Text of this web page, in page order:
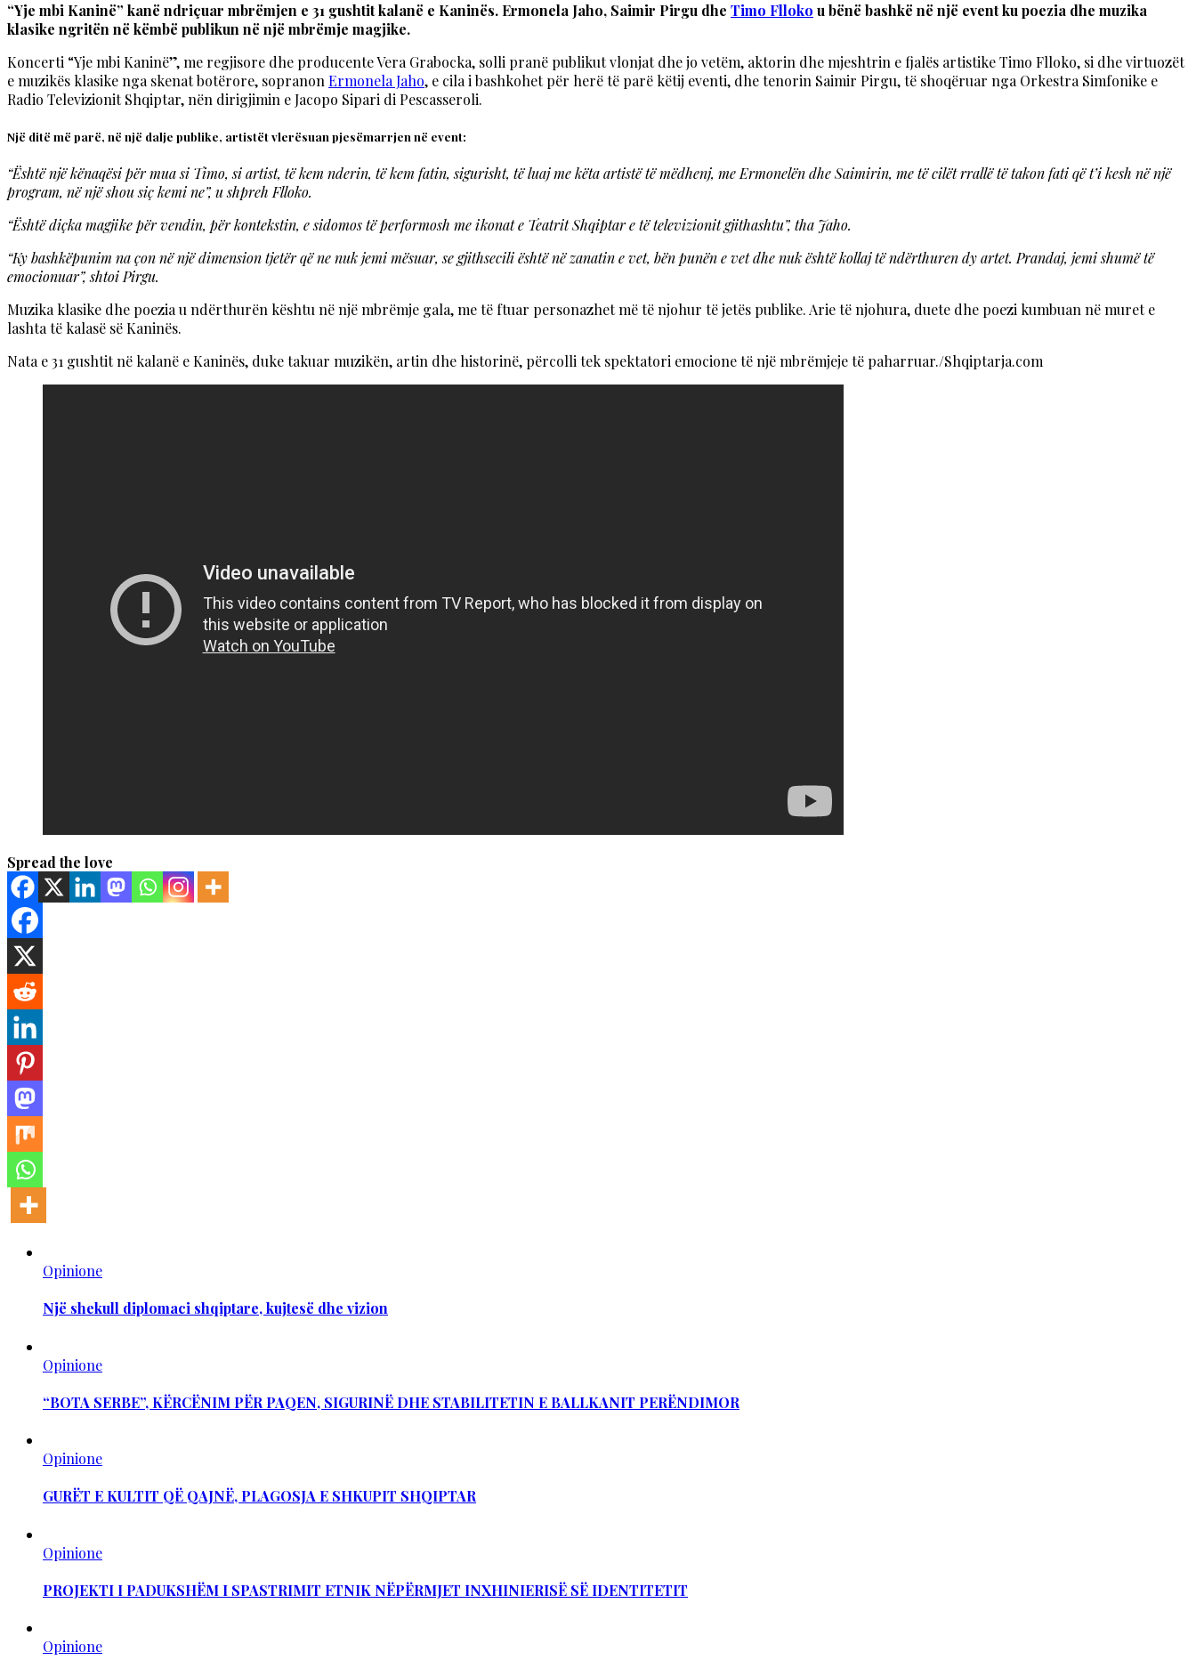
“Yje mbi Kaninë” kanë ndriçuar mbrëmjen e 31 gushtit kalanë e Kaninës. Ermonela Jaho, Saimir Pirgu dhe Timo Flloko u bënë bashkë në një event ku poezia dhe muzika
klasike ngritën në këmbë publikun në një mbrëmje magjike.
Koncerti “Yje mbi Kaninë”, me regjisore dhe producente Vera Grabocka, solli pranë publikut vlonjat dhe jo vetëm, aktorin dhe mjeshtrin e fjalës artistike Timo Flloko, si dhe virtuozët
e muzikës klasike nga skenat botërore, sopranonErmonela Jaho, e cila i bashkohet për herë të parë këtij eventi, dhe tenorin Saimir Pirgu, të shoqëruar nga Orkestra Simfonike e
Radio Televizionit Shqiptar, nën dirigjimin e Jacopo Sipari di Pescasseroli.
Një ditë më parë, në një dalje publike, artistët vlerësuan pjesëmarrjen në event:
“Është një kënaqësi për mua si Timo, si artist, të kem nderin, të kem fatin, sigurisht, të luaj me këta artistë të mëdhenj, me Ermonelën dhe Saimirin, me të cilët rrallë të takon fati që t’i kesh në një
program, në një shou siç kemi ne”, u shpreh Flloko.
“Është diçka magjike për vendin, për kontekstin, e sidomos të performosh me ikonat e Teatrit Shqiptar e të televizionit gjithashtu”, tha Jaho.
“Ky bashkëpunim na çon në një dimension tjetër që ne nuk jemi mësuar, se gjithsecili është në zanatin e vet, bën punën e vet dhe nuk është kollaj të ndërthuren dy artet. Prandaj, jemi shumë të
emocionuar”, shtoi Pirgu.
Muzika klasike dhe poezia u ndërthurën kështu në një mbrëmje gala, me të ftuar personazhet më të njohur të jetës publike. Arie të njohura, duete dhe poezi kumbuan në muret e
lashta të kalasë së Kaninës.
Nata e 31 gushtit në kalanë e Kaninës, duke takuar muzikën, artin dhe historinë, përcolli tek spektatori emocione të një mbrëmjeje të paharruar./Shqiptarja.com
Spread the love
Opinione
Një shekull diplomaci shqiptare, kujtesë dhe vizion
Opinione
“BOTA SERBE”, KËRCËNIM PËR PAQEN, SIGURINË DHE STABILITETIN E BALLKANIT PERËNDIMOR
Opinione
GURËT E KULTIT QË QAJNË, PLAGOSJA E SHKUPIT SHQIPTAR
Opinione
PROJEKTI I PADUKSHËM I SPASTRIMIT ETNIK NËPËRMJET INXHINIERISË SË IDENTITETIT
Opinione